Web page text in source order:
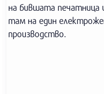
на бившата печатница
там на един
производство.